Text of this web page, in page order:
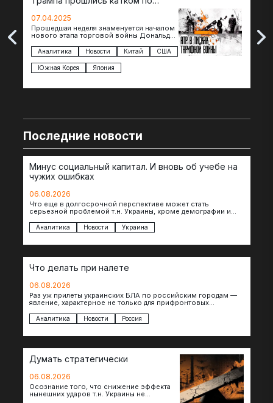
07.04.2025
Прошедшая неделя знаменуется началом
нового этапа торговой войны Дональда
импорта из более 100 стран…
Аналитика Новости Китай США
Южная Корея Япония
The
Последние новости
Минус социальный капитал. И вновь об учебе на
чужих ошибках
06.08.2026
Что еще в долгосрочной перспективе может стать
серьезной проблемой т.н. Украины, кроме демографии и
которых будет…
Аналитика Новости Украина
Что делать при налете
06.08.2026
Раз уж прилеты украинских БЛА по российским городам —
явление, характерное не только для прифронтовых
Аналитика Новости Россия
Думать стратегически
06.08.2026
Осознание того, что снижение эффекта
нынешних ударов т.н. Украины не